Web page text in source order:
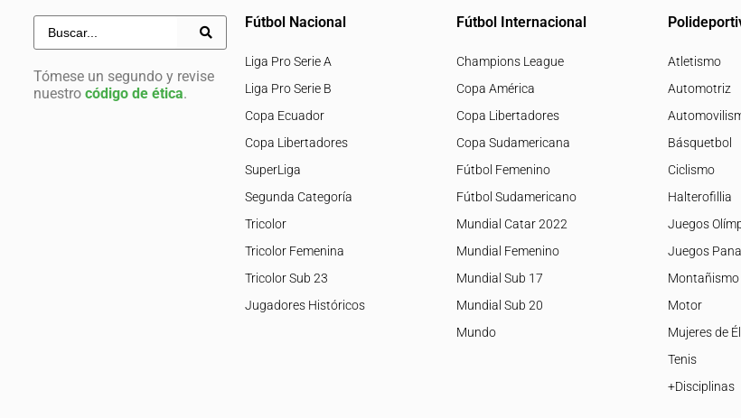
Tómese un segundo y revise
nuestro código de ética.
Fútbol Nacional
Liga Pro Serie A
Liga Pro Serie B
Copa Ecuador
Copa Libertadores
SuperLiga
Segunda Categoría
Tricolor
Tricolor Femenina
Tricolor Sub 23
Jugadores Históricos
Fútbol Internacional
Champions League
Copa América
Copa Libertadores
Copa Sudamericana
Fútbol Femenino
Fútbol Sudamericano
Mundial Catar 2022
Mundial Femenino
Mundial Sub 17
Mundial Sub 20
Mundo
Atletismo
Automotriz
Básquetbol
Ciclismo
Halterofillia
Juegos
Juegos
Montañismo
Motor
Mujeres de
Tenis
+Disciplinas